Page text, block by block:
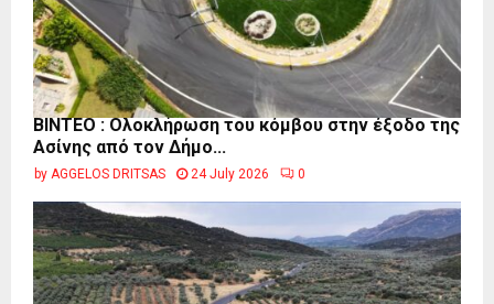
ΒΙΝΤΕΟ : Ολοκλήρωση του κόμβου στην έξοδο της
Ασίνης από τον Δήμο...
by AGGELOS DRITSAS 24 July 2026 0